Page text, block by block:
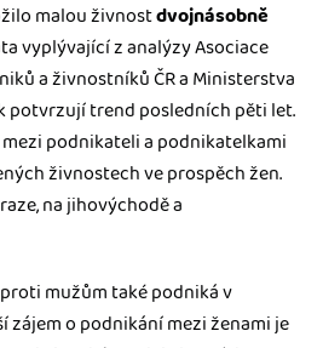
malou živnostdvojnásobně
vyplývající z analýzy Asociace
a živnostníků ČR a Ministerstva
potvrzují trend posledních pěti let.
podnikateli a podnikatelkami
živnostech ve prospěch žen.
na jihovýchodě a
mužům také podniká v
zájem o podnikání mezi ženami je